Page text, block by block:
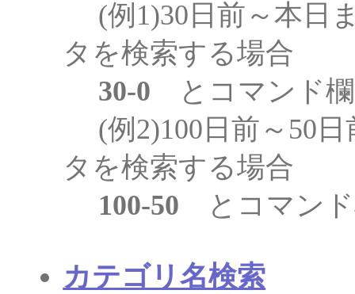
(例1)30日前～本日
タを検索する場合
30-0 とコマンド
(例2)100日前～50日
タを検索する場合
100-50 とコマンド
カテゴリ名検索